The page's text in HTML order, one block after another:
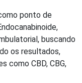
ponto de
buscando
os resultados,
como CBD, CBG,